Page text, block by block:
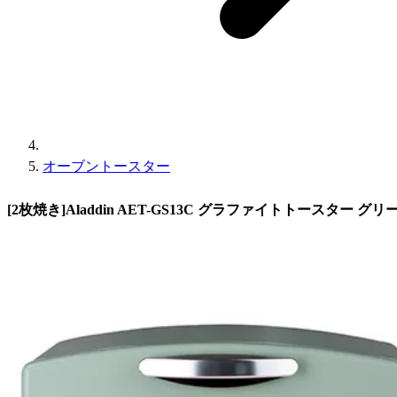
オーブントースター
[2枚焼き]Aladdin AET-GS13C グラファイトトースター グリ